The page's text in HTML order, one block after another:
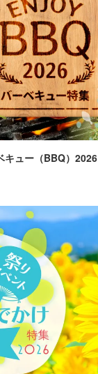
キュー（BBQ）2026